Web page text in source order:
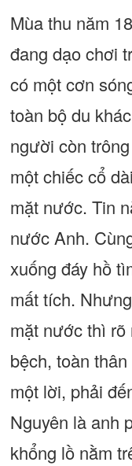
Mùa thu năm
đang dạo chơi
có một cơn
toàn bộ du
người còn
một chiếc cổ
mặt nước. Tin
nước Anh.
xuống đáy hồ
mất tích.
mặt nước thì rõ
bệch, toàn
một lời, phải
Nguyên là anh
khổng lồ nằm